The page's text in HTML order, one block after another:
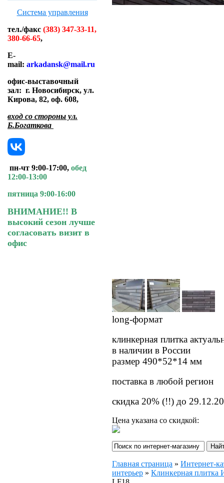
Система управления
тел./факс (383) 347-33-11,
380-66-65,
E-
mail: arkadansk@mail.ru
офис-выставочный
зал: г. Новосибирск, ул.
Кирова, 82, оф. 608,
вход со стороны ул.
Б.Богаткова
пн-чт 9:00-17:00, обед
12:00-13:00
пятница 9:00-16:00
ВНИМАНИЕ!! В
высокий сезон лучше
согласовать визит в
офис
long-формат
клинкерная плитка
в наличии в России
размер 490*52*14 мм
поставка в любой регион
скидка 20% (!!) до
Цена указана со скидкой:
Главная страница » Интернет-
интерьер » Клинкерная